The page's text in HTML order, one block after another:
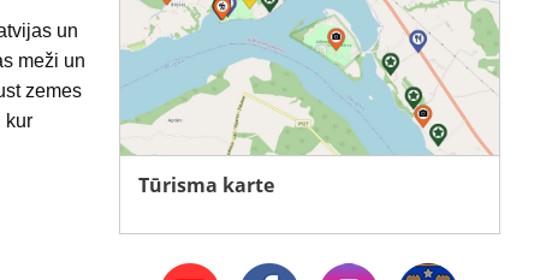
un
meži un
zemes
kur
Tūrisma karte